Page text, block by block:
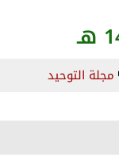
مجلة التوحيد